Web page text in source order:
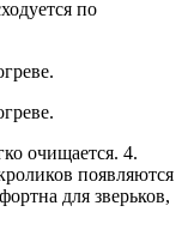
по
очищается. 4.
появляются
для зверьков,